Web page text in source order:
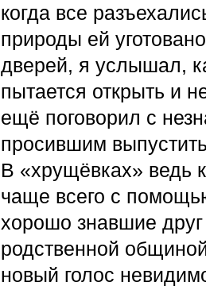
когда все
природы ей
дверей, я услышал,
пытается открыть и
ещё поговорил с
просившим
В «хрущёвках» ведь
чаще всего с
хорошо знавшие
родственной
новый голос